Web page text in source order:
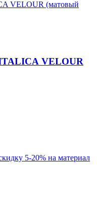
VELOUR
5-20% на материал